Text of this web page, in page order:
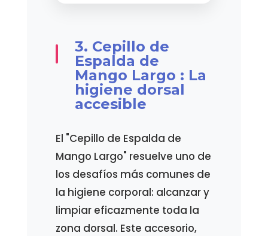
3. Cepillo de
Espalda de
Mango Largo : La
higiene dorsal
accesible
El "Cepillo de Espalda de
Mango Largo" resuelve uno de
los desafíos más comunes de
la higiene corporal: alcanzar y
limpiar eficazmente toda la
zona dorsal. Este accesorio,